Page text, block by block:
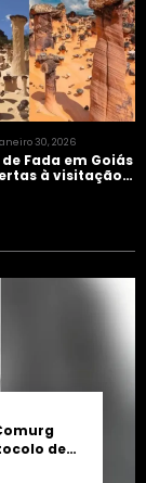
30, 2026
Fada em Goiás
à visitação
de